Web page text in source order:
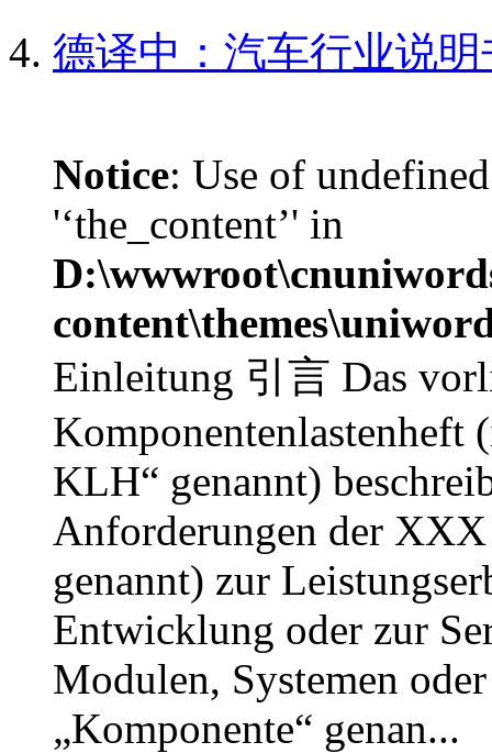
德译中：汽车行业说
Notice: Use of
'‘the_content’' in
Einleitung 引言 Das
Komponentenlastenheft
KLH“ genannt)
Anforderungen der
genannt) zur
Entwicklung oder zur
Modulen, Systemen
„Komponente“ genan...